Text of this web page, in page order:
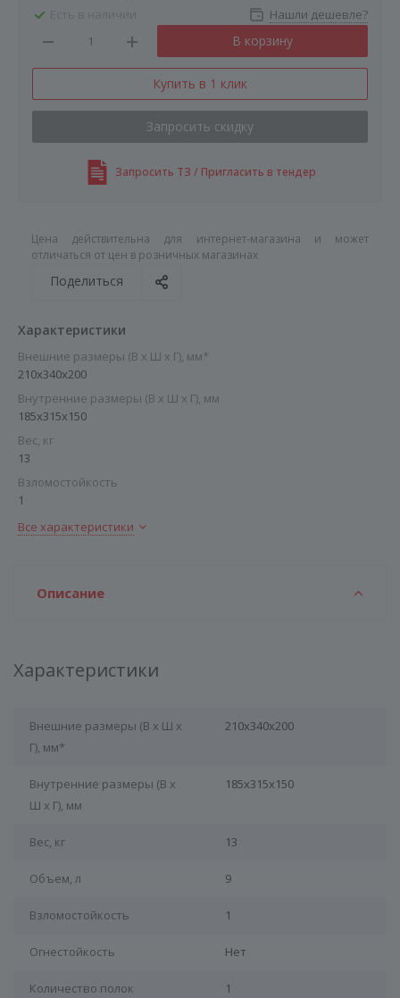
Характеристики
Внешние размеры (В х Ш х Г), мм*
210x340x200
Внутренние размеры (В х Ш х Г), мм
185х315х150
Вес, кг
13
Взломостойкость
1
Все характеристики
Нашли дешевле?
В корзину
Купить в 1 клик
Запросить скидку
Запросить ТЗ / Пригласить в тендер
Цена действительна для интернет-магазина и может
отличаться от цен в розничных магазинах
Поделиться
Описание
Характеристики
Внешние размеры (В х Ш х
Г), мм*
210x340x200
Внутренние размеры (В х
Ш х Г), мм
185х315х150
Вес, кг 13
Объем, л 9
Взломостойкость 1
Огнестойкость Нет
Количество полок 1